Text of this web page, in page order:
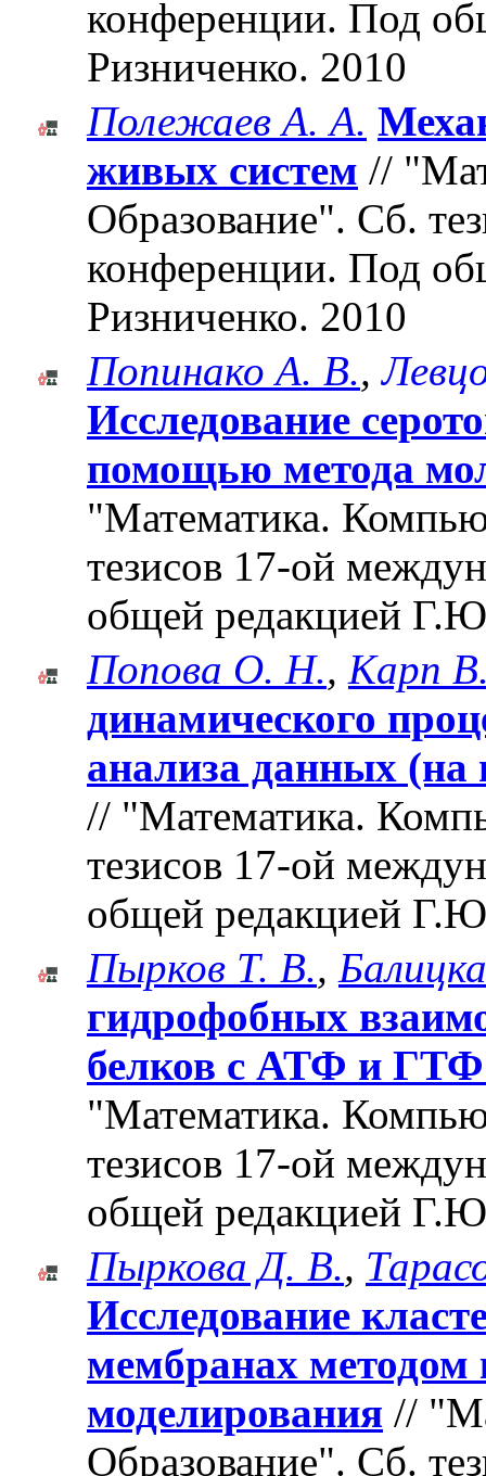
конференции. Под
Ризниченко. 2010
Полежаев А. А.
живых систем //
Образование". Cб.
конференции. Под
Ризниченко. 2010
Попинако А. В.,
Иccледование
помощью метода
"Математика.
тезисов 17-ой
общей редакцией
Попова О. Н., Карп
динамического
анализа данных (на
// "Математика.
тезисов 17-ой
общей редакцией
Пырков Т. В.,
гидрофобных
белков с АТФ и ГТФ
"Математика.
тезисов 17-ой
общей редакцией
Пыркова Д. В.,
Исследование
мембранах методом
моделирования //
Образование". Cб.